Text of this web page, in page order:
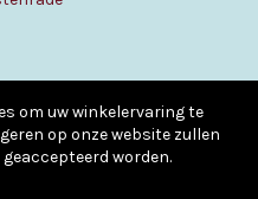
om uw winkelervaring te
op onze website zullen
worden.